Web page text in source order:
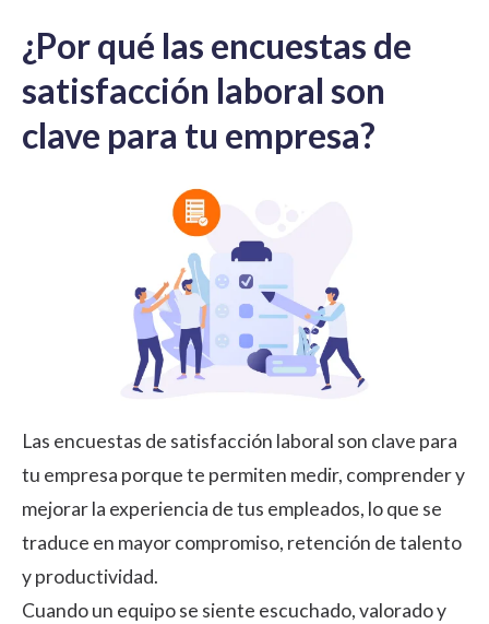
¿Por qué las encuestas de
satisfacción laboral son
clave para tu empresa?
Las encuestas de satisfacción laboral son clave para
tu empresa porque te permiten medir, comprender y
mejorar la experiencia de tus empleados, lo que se
traduce en mayor compromiso, retención de talento
y productividad.
Cuando un equipo se siente escuchado, valorado y